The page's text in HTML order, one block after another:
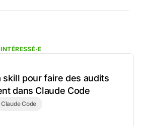
skill pour faire des audits
dans Claude Code
Claude Code